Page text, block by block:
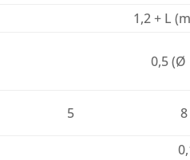
1,2 + L
0,5 (Ø
5 8